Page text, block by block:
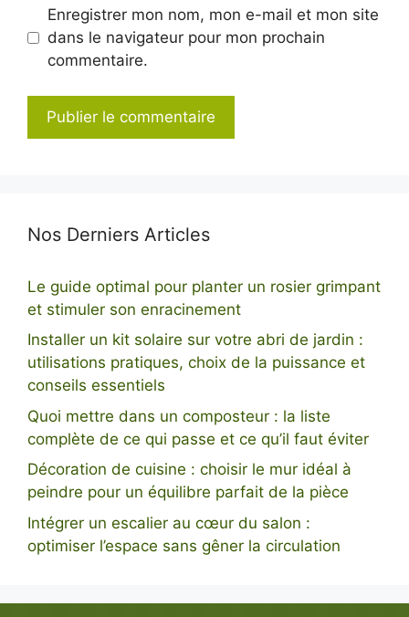
Enregistrer mon nom, mon e-mail et mon site
dans le navigateur pour mon prochain
commentaire.
Nos Derniers Articles
Le guide optimal pour planter un rosier grimpant
et stimuler son enracinement
Installer un kit solaire sur votre abri de jardin :
utilisations pratiques, choix de la puissance et
conseils essentiels
Quoi mettre dans un composteur : la liste
complète de ce qui passe et ce qu’il faut éviter
Décoration de cuisine : choisir le mur idéal à
peindre pour un équilibre parfait de la pièce
Intégrer un escalier au cœur du salon :
optimiser l’espace sans gêner la circulation